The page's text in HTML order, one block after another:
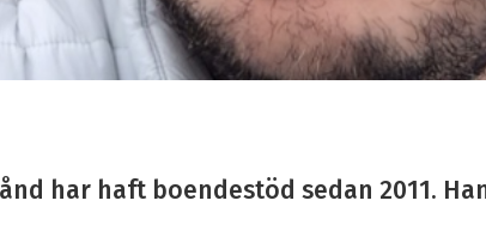
har haft boendestöd sedan 2011.